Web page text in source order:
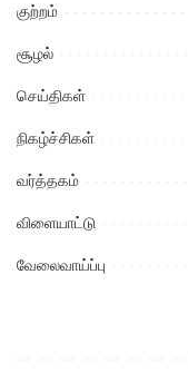
குற்றம்
சூழல்
செய்திகள்
நிகழ்ச்சிகள்
வர்த்தகம்
விளையாட்டு
வேலைவாய்ப்பு